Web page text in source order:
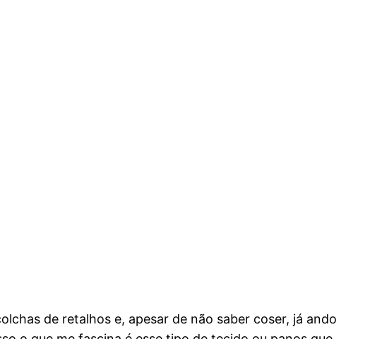
de retalhos e, apesar de não saber coser, já ando